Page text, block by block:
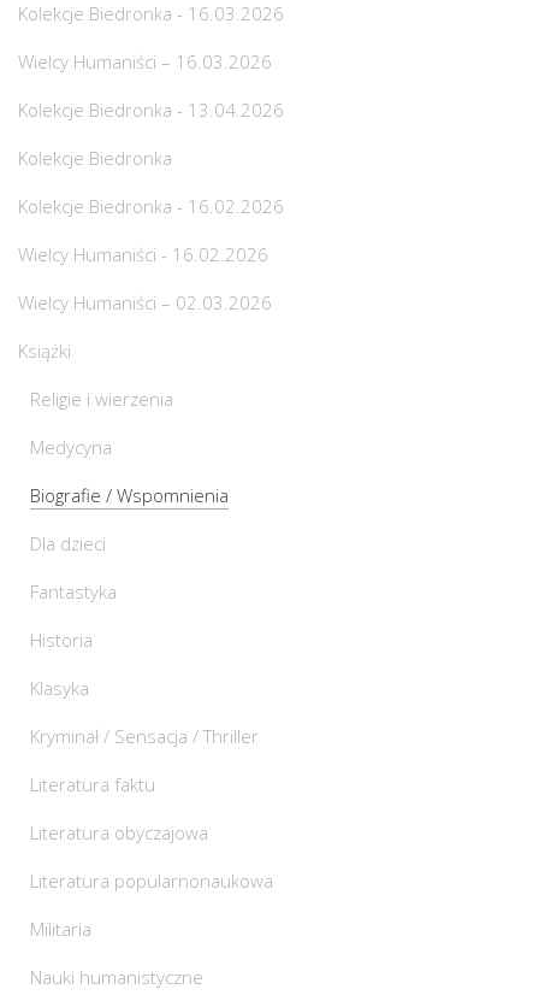
Kolekcje Biedronka - 16.03.2026
Wielcy Humaniści – 16.03.2026
Kolekcje Biedronka - 13.04.2026
Kolekcje Biedronka
Kolekcje Biedronka - 16.02.2026
Wielcy Humaniści - 16.02.2026
Wielcy Humaniści – 02.03.2026
Książki
Religie i wierzenia
Medycyna
Biografie / Wspomnienia
Dla dzieci
Fantastyka
Historia
Klasyka
Kryminał / Sensacja / Thriller
Literatura faktu
Literatura obyczajowa
Literatura popularnonaukowa
Militaria
Nauki humanistyczne